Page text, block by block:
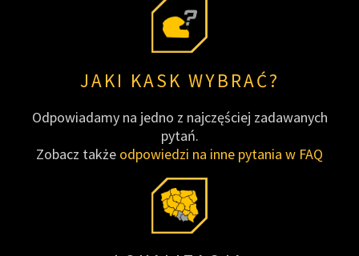
JAKI KASK WYBRAĆ?
Odpowiadamy na jedno z najczęściej zadawanych
pytań.
Zobacz także odpowiedzi na inne pytania w FAQ